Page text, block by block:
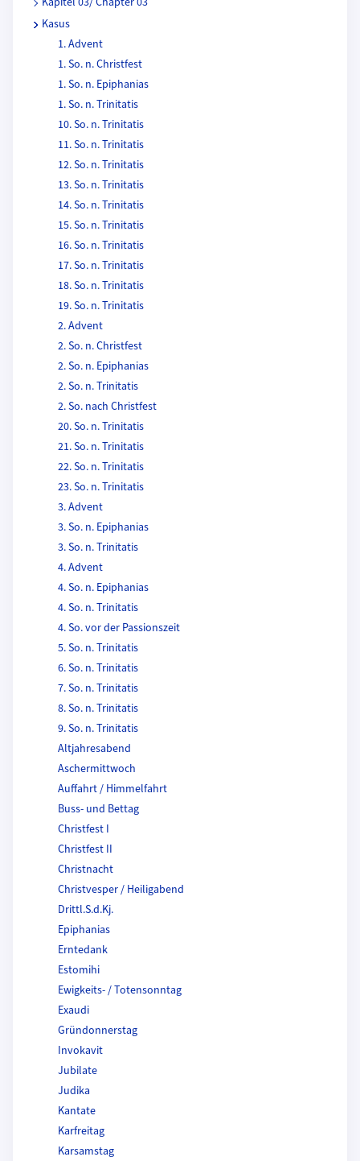
Kasus
1. Advent
1. So. n. Christfest
1. So. n. Epiphanias
1. So. n. Trinitatis
10. So. n. Trinitatis
11. So. n. Trinitatis
12. So. n. Trinitatis
13. So. n. Trinitatis
14. So. n. Trinitatis
15. So. n. Trinitatis
16. So. n. Trinitatis
17. So. n. Trinitatis
18. So. n. Trinitatis
19. So. n. Trinitatis
2. Advent
2. So. n. Christfest
2. So. n. Epiphanias
2. So. n. Trinitatis
2. So. nach Christfest
20. So. n. Trinitatis
21. So. n. Trinitatis
22. So. n. Trinitatis
23. So. n. Trinitatis
3. Advent
3. So. n. Epiphanias
3. So. n. Trinitatis
4. Advent
4. So. n. Epiphanias
4. So. n. Trinitatis
4. So. vor der Passionszeit
5. So. n. Trinitatis
6. So. n. Trinitatis
7. So. n. Trinitatis
8. So. n. Trinitatis
9. So. n. Trinitatis
Altjahresabend
Aschermittwoch
Auffahrt / Himmelfahrt
Buss- und Bettag
Christfest I
Christfest II
Christnacht
Christvesper / Heiligabend
Drittl.S.d.Kj.
Epiphanias
Erntedank
Estomihi
Ewigkeits- / Totensonntag
Exaudi
Gründonnerstag
Invokavit
Jubilate
Judika
Kantate
Karfreitag
Karsamstag